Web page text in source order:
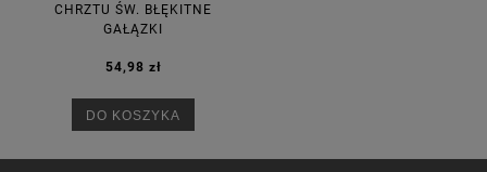
CHRZTU ŚW. BŁĘKITNE
GAŁĄZKI
54,98 zł
DO KOSZYKA